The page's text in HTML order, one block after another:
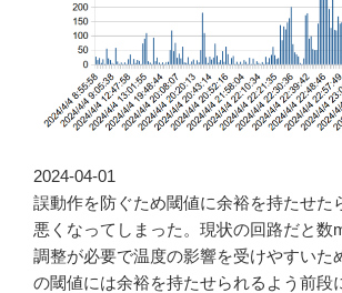
2024-04-01
誤動作を防ぐため閾値に余裕を持たせた
悪くなってしまった。現状の回路だと数
調整が必要で温度の影響を受けやすいた
の閾値には余裕を持たせられるよう前段